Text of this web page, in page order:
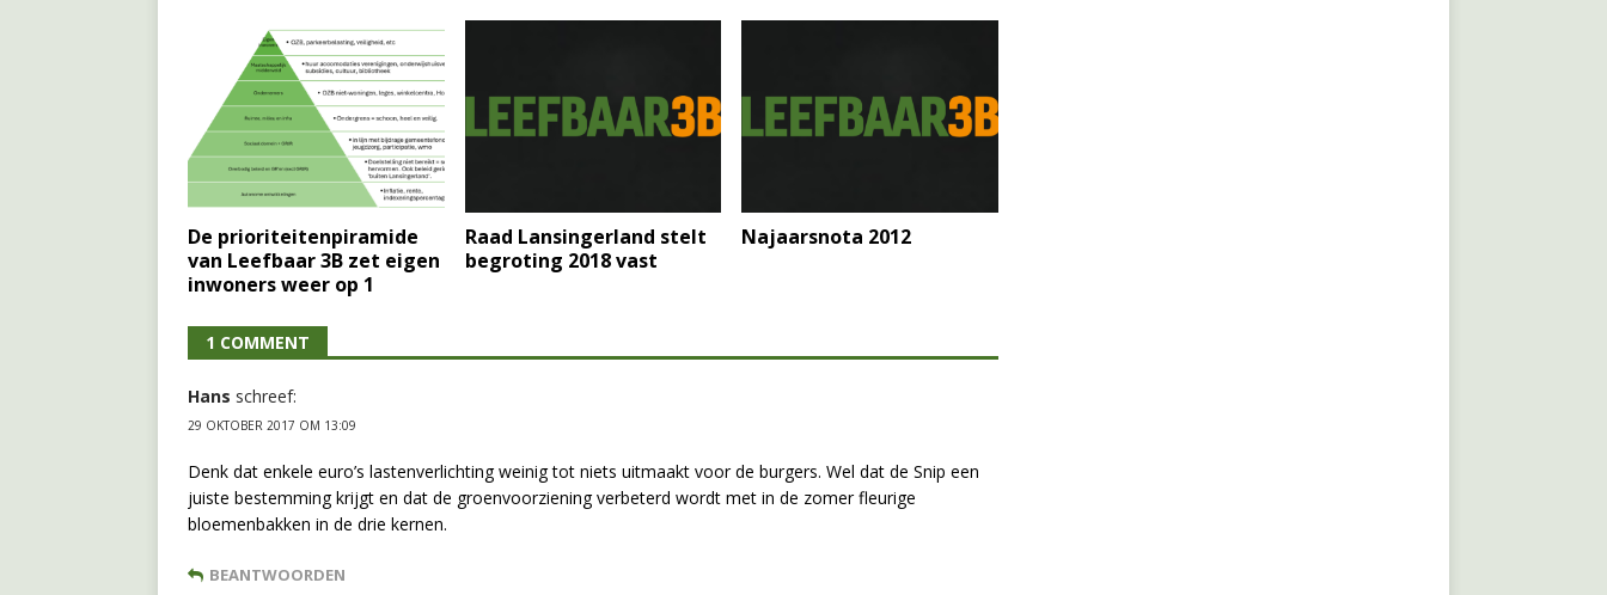
De prioriteitenpiramide
van Leefbaar 3B zet eigen
inwoners weer op 1
Raad Lansingerland stelt
begroting 2018 vast
Najaarsnota 2012
1 COMMENT
Hans schreef:
29 OKTOBER 2017 OM 13:09
Denk dat enkele euro’s lastenverlichting weinig tot niets uitmaakt voor de burgers. Wel dat de Snip een
juiste bestemming krijgt en dat de groenvoorziening verbeterd wordt met in de zomer fleurige
bloemenbakken in de drie kernen.
BEANTWOORDEN